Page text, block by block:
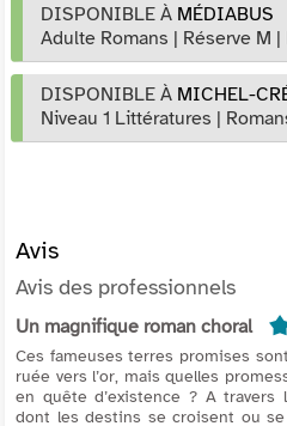
DISPONIBLE À MÉDIABUS
Adulte Romans | Réserve M |
DISPONIBLE À MICHEL-
Niveau 1 Littératures |
Avis
Avis des professionnels
Un magnifique roman choral
Ces fameuses terres promises
ruée vers l’or, mais quelles
en quête d’existence ? A travers
dont les destins se croisent ou